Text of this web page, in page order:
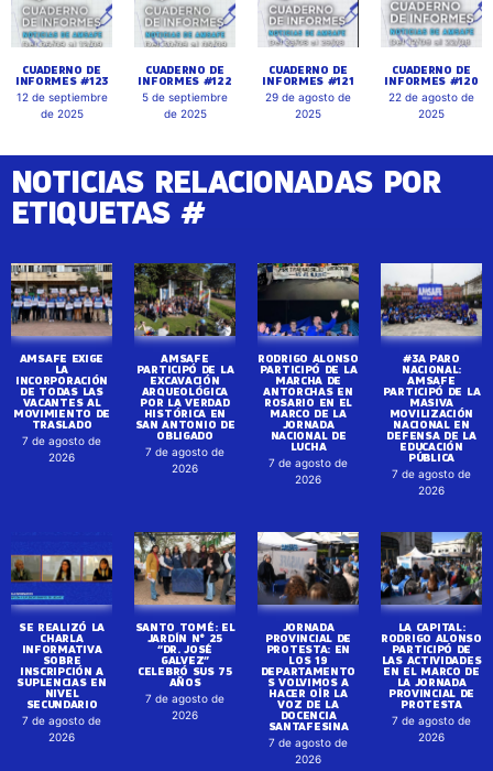
CUADERNO DE
INFORMES #123
12 de septiembre
de 2025
CUADERNO DE
INFORMES #122
5 de septiembre
de 2025
CUADERNO DE
INFORMES #121
29 de agosto de
2025
CUADERNO DE
INFORMES #120
22 de agosto de
2025
NOTICIAS RELACIONADAS POR
ETIQUETAS #
AMSAFE EXIGE
LA
INCORPORACIÓN
DE TODAS LAS
VACANTES AL
MOVIMIENTO DE
TRASLADO
7 de agosto de
2026
AMSAFE
PARTICIPÓ DE LA
EXCAVACIÓN
ARQUEOLÓGICA
POR LA VERDAD
HISTÓRICA EN
SAN ANTONIO DE
OBLIGADO
7 de agosto de
2026
RODRIGO ALONSO
PARTICIPÓ DE LA
MARCHA DE
ANTORCHAS EN
ROSARIO EN EL
MARCO DE LA
JORNADA
NACIONAL DE
LUCHA
7 de agosto de
2026
#3A PARO
NACIONAL:
AMSAFE
PARTICIPÓ DE LA
MASIVA
MOVILIZACIÓN
NACIONAL EN
DEFENSA DE LA
EDUCACIÓN
PÚBLICA
7 de agosto de
2026
SE REALIZÓ LA
CHARLA
INFORMATIVA
SOBRE
INSCRIPCIÓN A
SUPLENCIAS EN
NIVEL
SECUNDARIO
7 de agosto de
2026
SANTO TOMÉ: EL
JARDÍN N° 25
“DR. JOSÉ
GALVEZ”
CELEBRÓ SUS 75
AÑOS
7 de agosto de
2026
JORNADA
PROVINCIAL DE
PROTESTA: EN
LOS 19
DEPARTAMENTO
S VOLVIMOS A
HACER OÍR LA
VOZ DE LA
DOCENCIA
SANTAFESINA
7 de agosto de
2026
LA CAPITAL:
RODRIGO ALONSO
PARTICIPÓ DE
LAS ACTIVIDADES
EN EL MARCO DE
LA JORNADA
PROVINCIAL DE
PROTESTA
7 de agosto de
2026